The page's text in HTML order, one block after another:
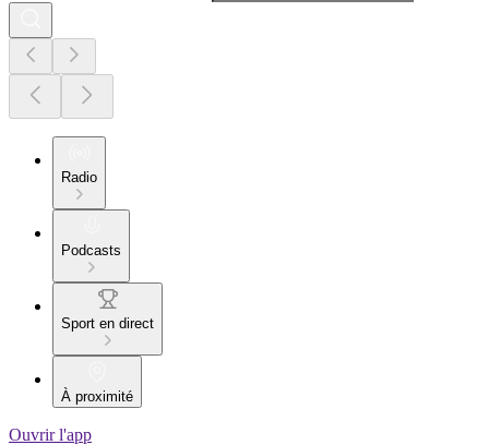
Radio
Podcasts
Sport en direct
À proximité
Ouvrir l'app